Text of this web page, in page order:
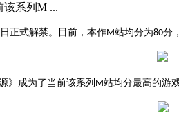
系列M ...
正式解禁。 目前，本作M站均分为80分，
》成为了当前该系列 M站均分最高的游